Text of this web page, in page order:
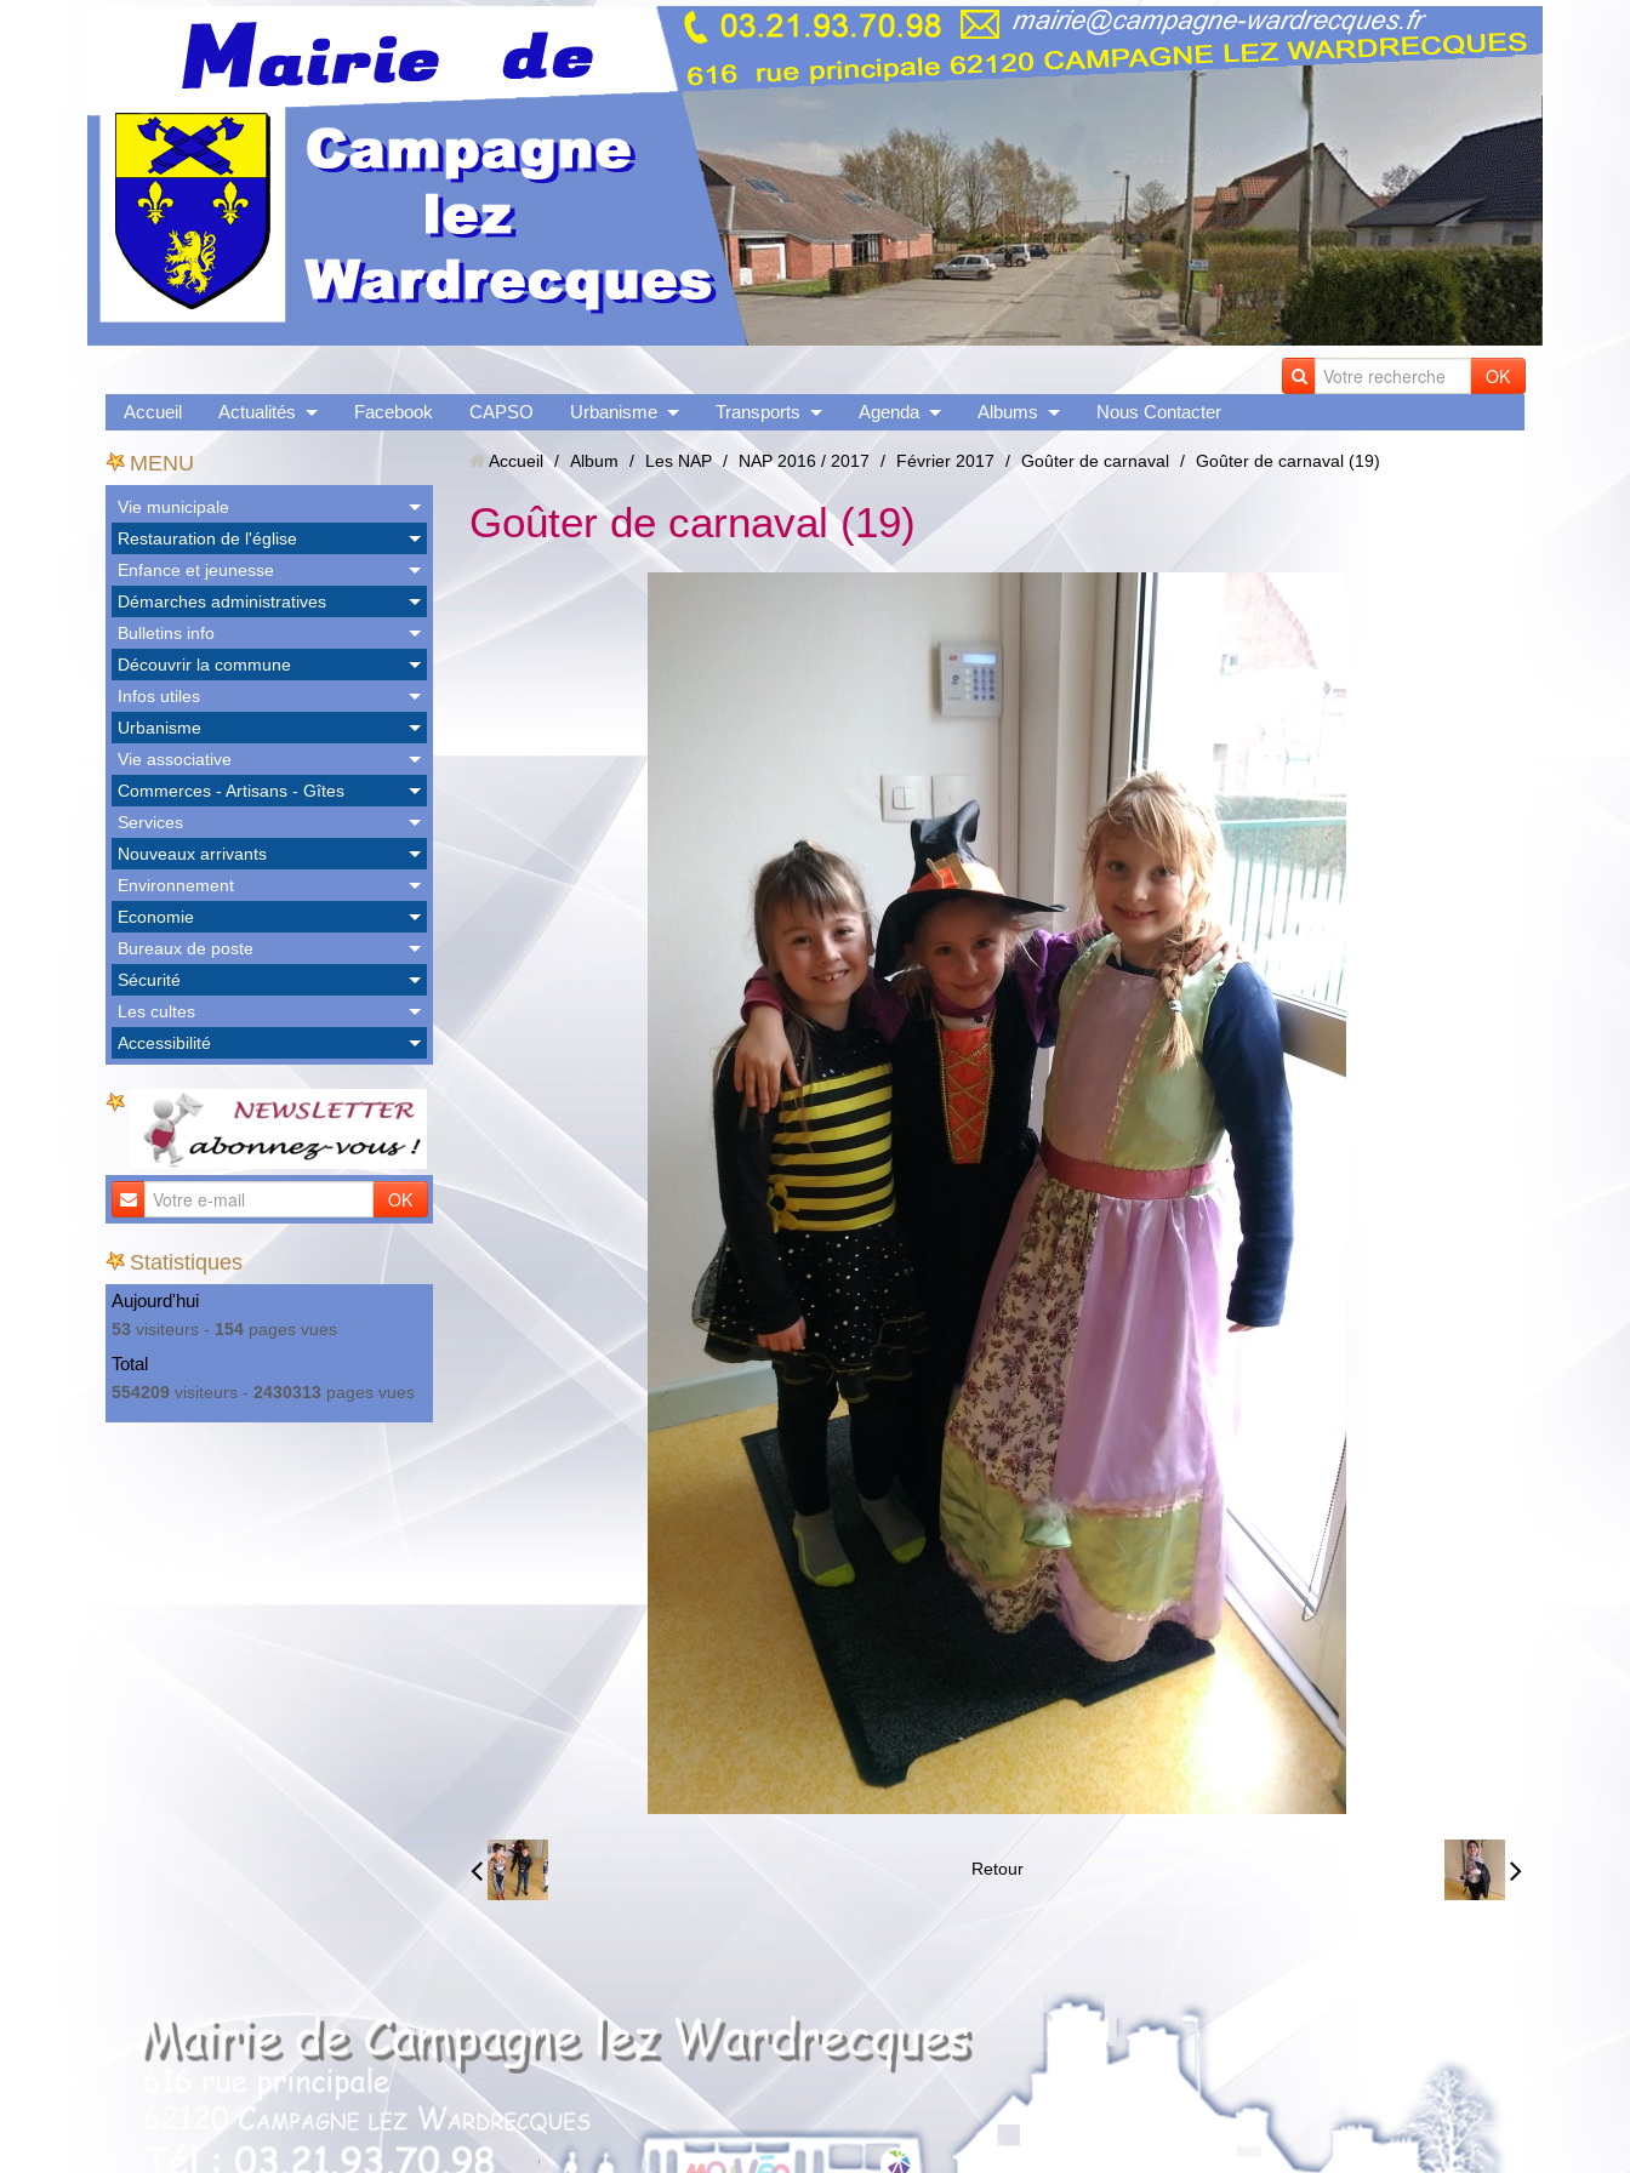
OK
Accueil Actualités Facebook CAPSO Urbanisme Transports Agenda Albums Nous Contacter
MENU
Vie municipale
Restauration de l'église
Enfance et jeunesse
Démarches administratives
Bulletins info
Découvrir la commune
Infos utiles
Urbanisme
Vie associative
Commerces - Artisans - Gîtes
Services
Nouveaux arrivants
Environnement
Economie
Bureaux de poste
Sécurité
Les cultes
Accessibilité
OK
Statistiques
Aujourd'hui
53 visiteurs - 154 pages vues
Total
554209 visiteurs - 2430313 pages vues
Accueil / Album / Les NAP / NAP 2016 / 2017 / Février 2017 / Goûter de carnaval / Goûter de carnaval (19)
Goûter de carnaval (19)
Retour